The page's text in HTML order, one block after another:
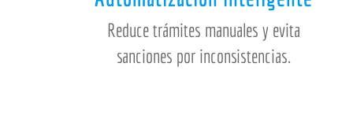
Reduce trámites manuales y evita
sanciones por inconsistencias.